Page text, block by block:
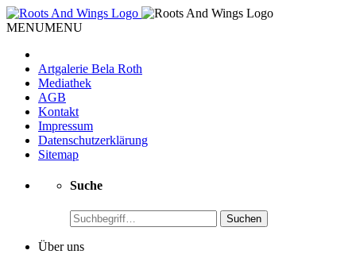
MENUMENU
Artgalerie Bela Roth
Mediathek
AGB
Kontakt
Impressum
Datenschutzerklärung
Sitemap
Suche
Suchen
Über uns